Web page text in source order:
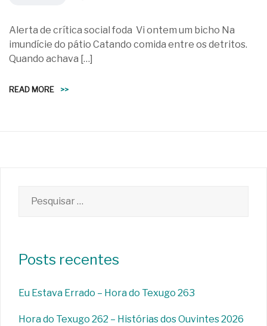
Alerta de crítica social foda Vi ontem um bicho Na
imundície do pátio Catando comida entre os detritos.
Quando achava […]
READ MORE >>
por:
Posts recentes
Eu Estava Errado – Hora do Texugo 263
Hora do Texugo 262 – Histórias dos Ouvintes 2026